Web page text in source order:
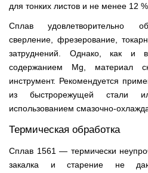
для тонких листов и не менее 12
Сплав удовлетворительно
сверление, фрезерование,
затруднений. Однако, как и
содержанием Mg, материал
инструмент. Рекомендуется
из быстрорежущей стали
использованием смазочно-
Термическая обработка
Сплав 1561 — термически
закалка и старение не